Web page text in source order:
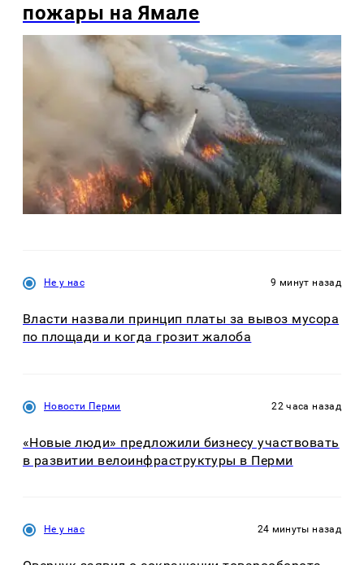
пожары на Ямале
Не у нас 9 минут назад
Власти назвали принцип платы за вывоз мусора
по площади и когда грозит жалоба
Новости Перми 22 часа назад
«Новые люди» предложили бизнесу участвовать
в развитии велоинфраструктуры в Перми
Не у нас 24 минуты назад